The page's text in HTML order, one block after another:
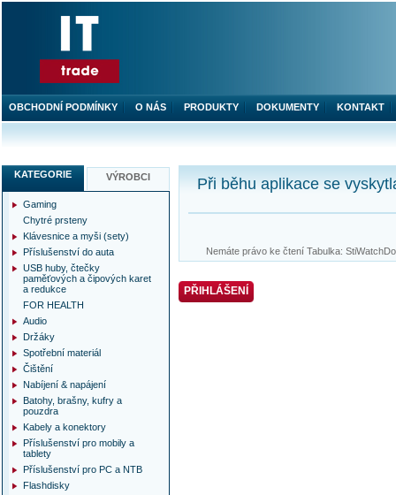
Při běhu aplikace se
Nemáte právo ke čtení Tabulka:
PŘIHLÁŠENÍ
KATEGORIE VÝROBCI
Gaming
Chytré prsteny
Klávesnice a myši (sety)
Příslušenství do auta
USB huby, čtečky
paměťových a čipových karet
a redukce
FOR HEALTH
Audio
Držáky
Spotřební materiál
Čištění
Nabíjení & napájení
Batohy, brašny, kufry a
pouzdra
Kabely a konektory
Příslušenství pro mobily a
tablety
Příslušenství pro PC a NTB
Flashdisky
OBCHODNÍ PODMÍNKY O NÁS PRODUKTY DOKUMENTY KONTAKT